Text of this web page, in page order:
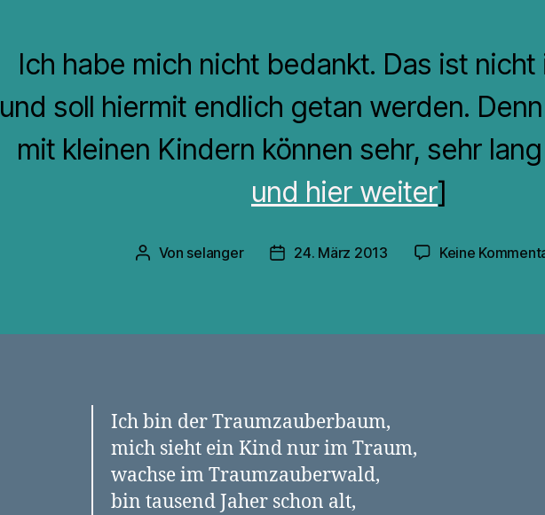
Ich habe mich nicht bedankt. Das ist nicht
und soll hiermit endlich getan werden.
mit kleinen Kindern können sehr, sehr
und hier weiter]
Beitragsautor
Von selanger Veröffentlichungsdatum
24. März 2013 Keine
Ich bin der Traumzauberbaum,
mich sieht ein Kind nur im Traum,
wachse im Traumzauberwald,
bin tausend Jaher schon alt,